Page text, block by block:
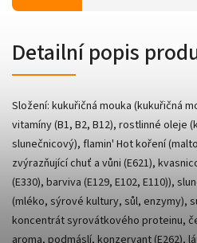
Detailní popis
Složení: kukuřičná mouka (kukuřičná
vitamíny (B1, B2, B12), rostlinné oleje
slunečnicový), flamin' Hot koření
zvýrazňující chuť a vůni (E621),
(E330), barviva (E129, E102, E110)),
(mléko, sýrové kultury, sůl, enzymy),
koncentrát syrovátkového proteinu,
aroma, podmáslí, konzervant (E262),